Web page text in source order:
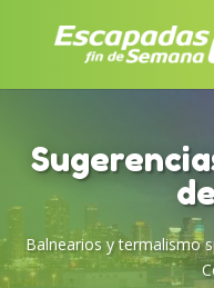
Balnearios y termalismo